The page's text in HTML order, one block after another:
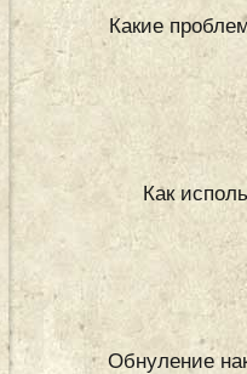
Какие
Как
Обнуление